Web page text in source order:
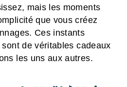
mais les moments
que vous créez
Ces instants
de véritables cadeaux
les uns aux autres.